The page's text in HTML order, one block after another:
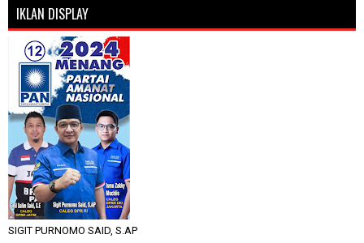
IKLAN DISPLAY
SIGIT PURNOMO SAID, S.AP